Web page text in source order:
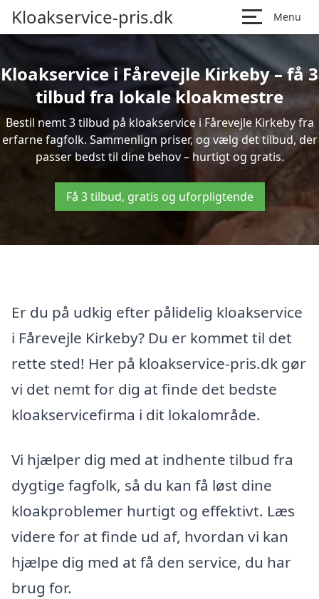
Kloakservice-pris.dk Menu
Kloakservice i Fårevejle Kirkeby – få 3
tilbud fra lokale kloakmestre
Bestil nemt 3 tilbud på kloakservice i Fårevejle Kirkeby fra
erfarne fagfolk. Sammenlign priser, og vælg det tilbud, der
passer bedst til dine behov – hurtigt og gratis.
Få 3 tilbud, gratis og uforpligtende
Er du på udkig efter pålidelig kloakservice
i Fårevejle Kirkeby? Du er kommet til det
rette sted! Her på kloakservice-pris.dk gør
vi det nemt for dig at finde det bedste
kloakservicefirma i dit lokalområde.
Vi hjælper dig med at indhente tilbud fra
dygtige fagfolk, så du kan få løst dine
kloakproblemer hurtigt og effektivt. Læs
videre for at finde ud af, hvordan vi kan
hjælpe dig med at få den service, du har
brug for.